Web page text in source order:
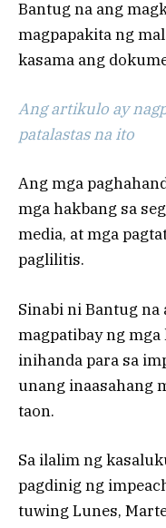
Bantug na ang
magpapakita ng
kasama ang
Ang artikulo ay
patalastas na ito
Ang mga
mga hakbang sa
media, at mga
paglilitis.
Sinabi ni Bantug na
magpatibay ng
inihanda para sa
unang inaasahang
taon.
Sa ilalim ng
pagdinig ng
tuwing Lunes,